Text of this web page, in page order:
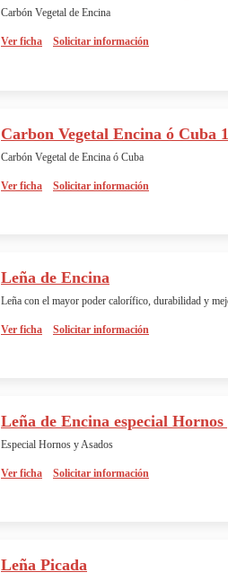
Carbón Vegetal de Encina
Ver ficha Solicitar información
Carbon Vegetal Encina ó Cuba
Carbón Vegetal de Encina ó Cuba
Ver ficha Solicitar información
Leña de Encina
Leña con el mayor poder calorífico, durabilidad y
Ver ficha Solicitar información
Leña de Encina especial Hornos
Especial Hornos y Asados
Ver ficha Solicitar información
Leña Picada